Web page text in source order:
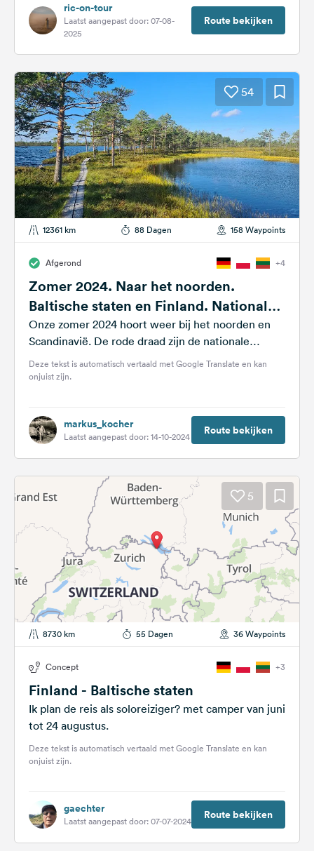
ric-on-tour
Laatst aangepast door: 07-08-
2025
Route bekijken
54
12361 km 88 Dagen 158 Waypoints
Afgerond +4
Zomer 2024. Naar het noorden.
Baltische staten en Finland. Nationale
parken.
Onze zomer 2024 hoort weer bij het noorden en
Scandinavië. De rode draad zijn de nationale
parken in de Baltische...
Deze tekst is automatisch vertaald met Google Translate en kan
onjuist zijn.
markus_kocher
Laatst aangepast door: 14-10-2024 Route bekijken
5
8730 km 55 Dagen 36 Waypoints
Concept +3
Finland - Baltische staten
Ik plan de reis als soloreiziger? met camper van juni
tot 24 augustus.
Deze tekst is automatisch vertaald met Google Translate en kan
onjuist zijn.
gaechter
Laatst aangepast door: 07-07-2024 Route bekijken